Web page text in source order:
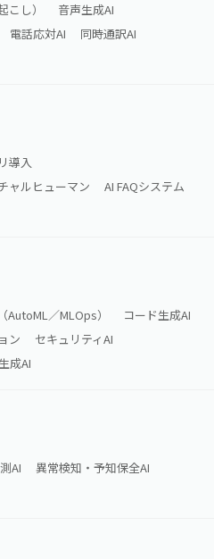
こし）
音声生成AI
電話応対AI
同時通訳AI
導入
ャルヒューマン
AI FAQシステム
／MLOps）
コード生成AI
ン
セキュリティAI
成AI
AI
異常検知・予知保全AI